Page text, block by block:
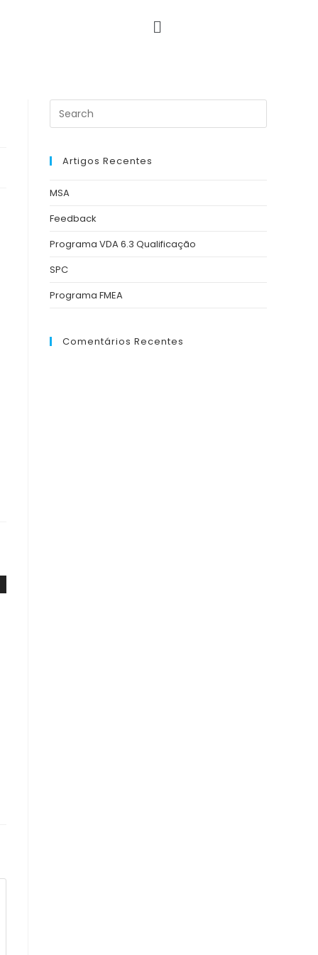
Artigos Recentes
MSA
Feedback
Programa VDA 6.3 Qualificação
SPC
Programa FMEA
Comentários Recentes